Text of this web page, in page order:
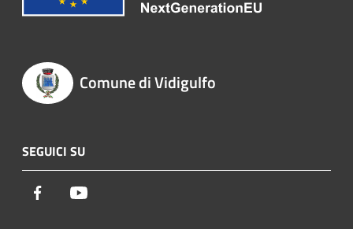
Comune di Vidigulfo
SEGUICI SU
Facebook